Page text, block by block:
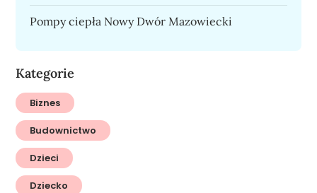
Pompy ciepła Nowy Dwór Mazowiecki
Kategorie
Biznes
Budownictwo
Dzieci
Dziecko